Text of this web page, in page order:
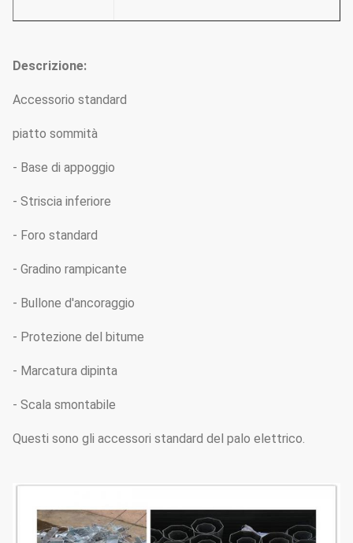
Descrizione:
Accessorio standard
piatto sommità
- Base di appoggio
- Striscia inferiore
- Foro standard
- Gradino rampicante
- Bullone d'ancoraggio
- Protezione del bitume
- Marcatura dipinta
- Scala smontabile
Questi sono gli accessori standard del palo elettrico.